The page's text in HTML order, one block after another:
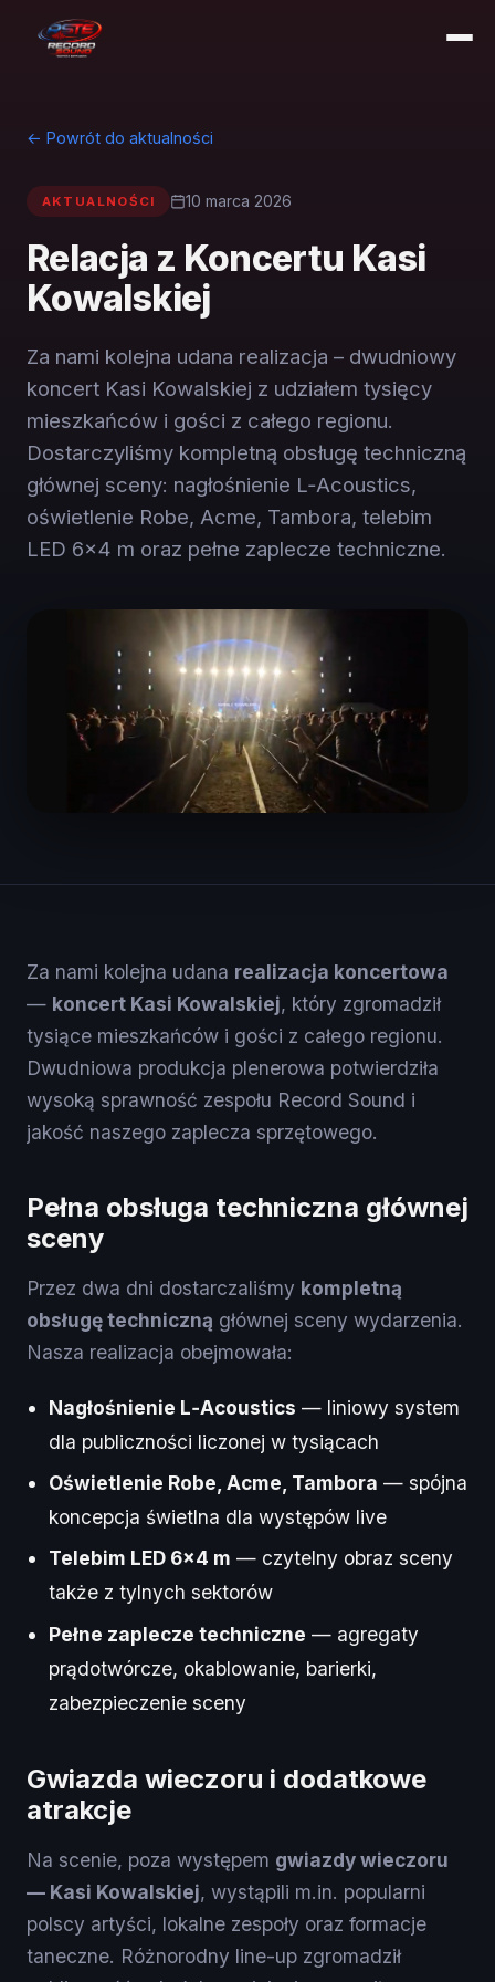
← Powrót do aktualności
AKTUALNOŚCI 10 marca 2026
Relacja z Koncertu Kasi
Kowalskiej
Za nami kolejna udana realizacja – dwudniowy
koncert Kasi Kowalskiej z udziałem tysięcy
mieszkańców i gości z całego regionu.
Dostarczyliśmy kompletną obsługę techniczną
głównej sceny: nagłośnienie L‑Acoustics,
oświetlenie Robe, Acme, Tambora, telebim
LED 6×4 m oraz pełne zaplecze techniczne.
Za nami kolejna udana realizacja koncertowa
— koncert Kasi Kowalskiej, który zgromadził
tysiące mieszkańców i gości z całego regionu.
Dwudniowa produkcja plenerowa potwierdziła
wysoką sprawność zespołu Record Sound i
jakość naszego zaplecza sprzętowego.
Pełna obsługa techniczna głównej
sceny
Przez dwa dni dostarczaliśmy kompletną
obsługę techniczną głównej sceny wydarzenia.
Nasza realizacja obejmowała:
Nagłośnienie L‑Acoustics — liniowy system
dla publiczności liczonej w tysiącach
Oświetlenie Robe, Acme, Tambora — spójna
koncepcja świetlna dla występów live
Telebim LED 6×4 m — czytelny obraz sceny
także z tylnych sektorów
Pełne zaplecze techniczne — agregaty
prądotwórcze, okablowanie, barierki,
zabezpieczenie sceny
Gwiazda wieczoru i dodatkowe
atrakcje
Na scenie, poza występem gwiazdy wieczoru
— Kasi Kowalskiej, wystąpili m.in. popularni
polscy artyści, lokalne zespoły oraz formacje
taneczne. Różnorodny line-up zgromadził